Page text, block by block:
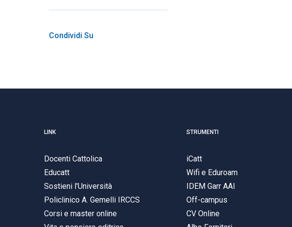
Condividi Su
LINK
Docenti Cattolica
Educatt
Sostieni l'Università
Policlinico A. Gemelli IRCCS
Corsi e master online
STRUMENTI
iCatt
Wifi e Eduroam
IDEM Garr AAI
Off-campus
CV Online